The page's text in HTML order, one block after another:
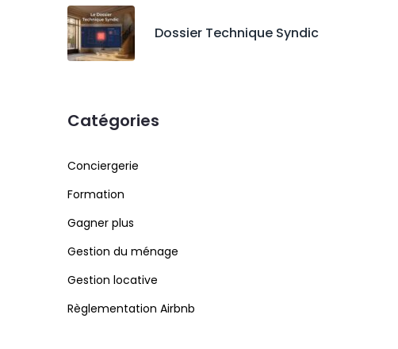
Dossier Technique Syndic
Catégories
Conciergerie
Formation
Gagner plus
Gestion du ménage
Gestion locative
Règlementation Airbnb